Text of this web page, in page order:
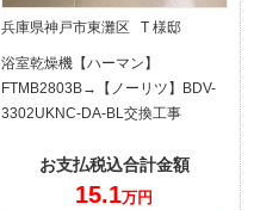
兵庫県神戸市東灘区 T 様邸
浴室乾燥機【ハーマン】
FTMB2803B→【ノーリツ】BDV-
3302UKNC-DA-BL交換工事
お支払税込合計金額
15.1万円